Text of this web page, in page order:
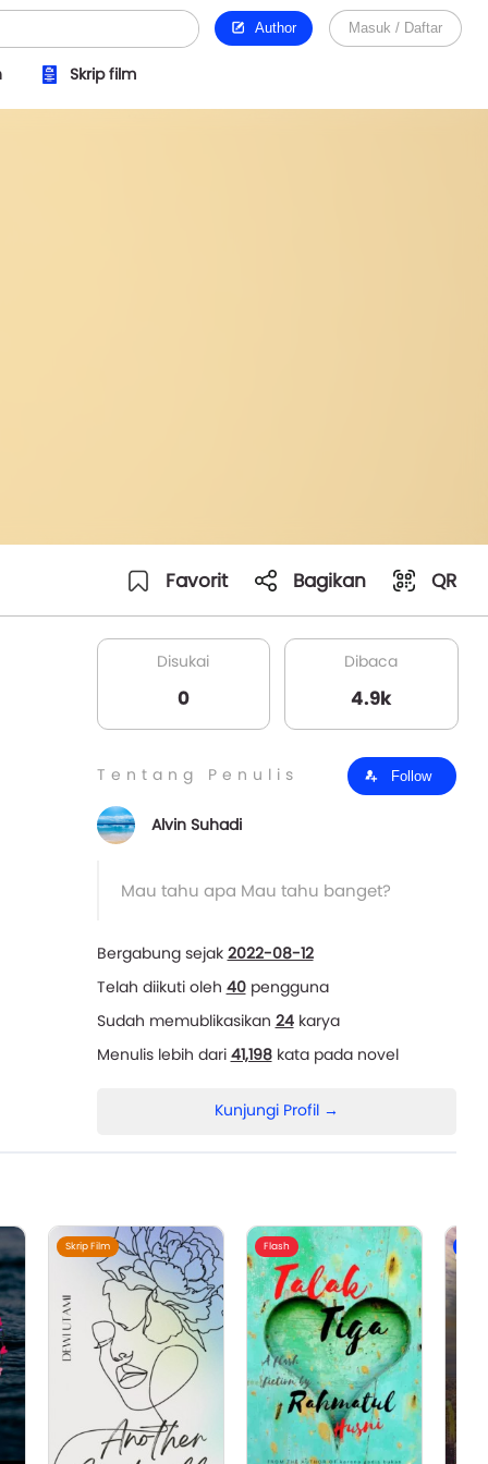
Author Masuk / Daftar
Skrip film
Favorit Bagikan QR
Disukai
0
Dibaca
4.9k
Tentang Penulis Follow
Alvin Suhadi
Mau tahu apa Mau tahu banget?
Bergabung sejak 2022-08-12
Telah diikuti oleh 40pengguna
Sudah memublikasikan 24karya
Menulis lebih dari 41,198kata pada novel
Kunjungi Profil →
Skrip Film Flash